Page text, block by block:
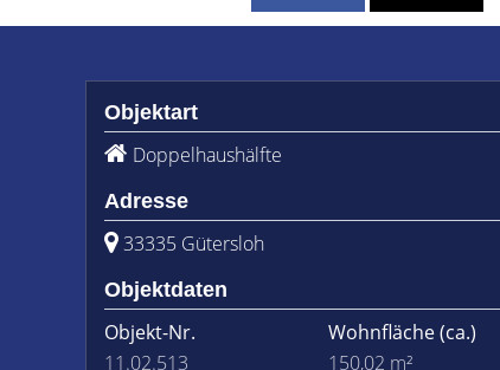
Objektart
Doppelhaushälfte
Adresse
33335 Gütersloh
Objektdaten
Objekt-Nr.
11.02.513
Wohnfläche(ca.)
150,02 m²